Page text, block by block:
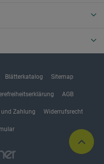
Blätterkatalog Sitemap
AGB
Zahlung Widerrufsrecht